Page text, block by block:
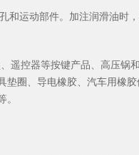
和运动部件。加注润滑油时
遥控器等按键产品、高压锅
圈、导电橡胶、汽车用橡